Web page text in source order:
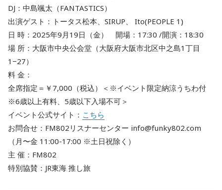
DJ：中島颯太（FANTASTICS）
出演ゲスト：トータス松本、SIRUP、 Ito(PEOPLE 1)
日 時：2025年9月19日（金） 開場：17:30 /開演：18:30
場 所：大阪市中央公会堂（大阪府大阪市北区中之島1丁目
1−27）
料 金：
全席指定＝￥7,000（税込）＜※イベント限定納涼うちわ付
※6歳以上有料、5歳以下入場不可＞
イベント公式サイト： こちら
お問合せ：FM802リスナーセンター info@funky802.com
（月〜金 11:00-17:00 ※土日祝除く）
主 催：FM802
特別協賛：JR東海 推し旅